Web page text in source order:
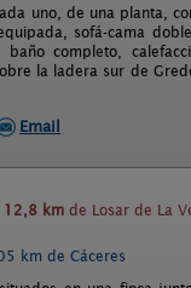
uno, de una planta,
sofá-cama
completo,
la ladera sur de
Email
12,8 km de Losar de La
km de Cáceres